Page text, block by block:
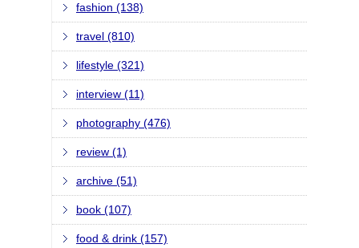
fashion (138)
travel (810)
lifestyle (321)
interview (11)
photography (476)
review (1)
archive (51)
book (107)
food & drink (157)